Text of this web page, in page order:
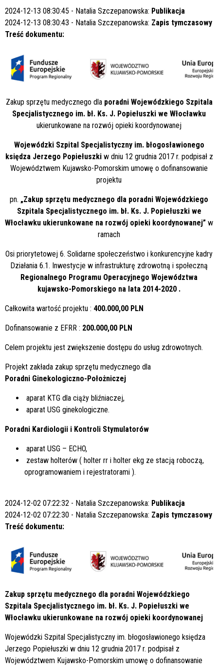
2024-12-13 08:30:45 - Natalia Szczepanowska: Publikacja
2024-12-13 08:30:43 - Natalia Szczepanowska: Zapis tymczasowy
Treść dokumentu:
Zakup sprzętu medycznego dla poradni Wojewódzkiego Szpitala
Specjalistycznego im. bł. Ks. J. Popiełuszki we Włocławku
ukierunkowane na rozwój opieki koordynowanej
Wojewódzki Szpital Specjalistyczny im. błogosławionego
księdza Jerzego Popiełuszkiw dniu 12 grudnia 2017 r. podpisał z
Województwem Kujawsko-Pomorskim umowę o dofinansowanie
projektu
pn. „Zakup sprzętu medycznego dla poradni Wojewódzkiego
Szpitala Specjalistycznego im. bł. Ks. J. Popiełuszki we
Włocławku ukierunkowane na rozwój opieki koordynowanej” w
ramach
Osi priorytetowej 6. Solidarne społeczeństwo i konkurencyjne kadry
Działania 6.1. Inwestycje w infrastrukturę zdrowotną i społeczną
Regionalnego Programu Operacyjnego Województwa
kujawsko-Pomorskiego na lata 2014-2020 .
Całkowita wartość projektu : 400.000,00 PLN
Dofinansowanie z EFRR : 200.000,00 PLN
Celem projektu jest zwiększenie dostępu do usług zdrowotnych.
Projekt zakłada zakup sprzętu medycznego dla
Poradni Ginekologiczno-Położniczej
aparat KTG dla ciąży bliźniaczej,
aparat USG ginekologiczne.
Poradni Kardiologii i Kontroli Stymulatorów
aparat USG – ECHO,
zestaw holterów ( holter rr i holter ekg ze stacją roboczą,
oprogramowaniem i rejestratorami ).
2024-12-02 07:22:32 - Natalia Szczepanowska: Publikacja
2024-12-02 07:22:30 - Natalia Szczepanowska: Zapis tymczasowy
Treść dokumentu:
Zakup sprzętu medycznego dla poradni Wojewódzkiego
Szpitala Specjalistycznego im. bł. Ks. J. Popiełuszki we
Włocławku ukierunkowane na rozwój opieki koordynowanej
Wojewódzki Szpital Specjalistyczny im. błogosławionego księdza
Jerzego Popiełuszki w dniu 12 grudnia 2017 r. podpisał z
Województwem Kujawsko-Pomorskim umowę o dofinansowanie